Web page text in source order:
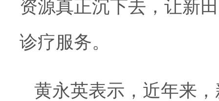
资源真正沉下去，让新
诊疗服务。
黄永英表示，近年来